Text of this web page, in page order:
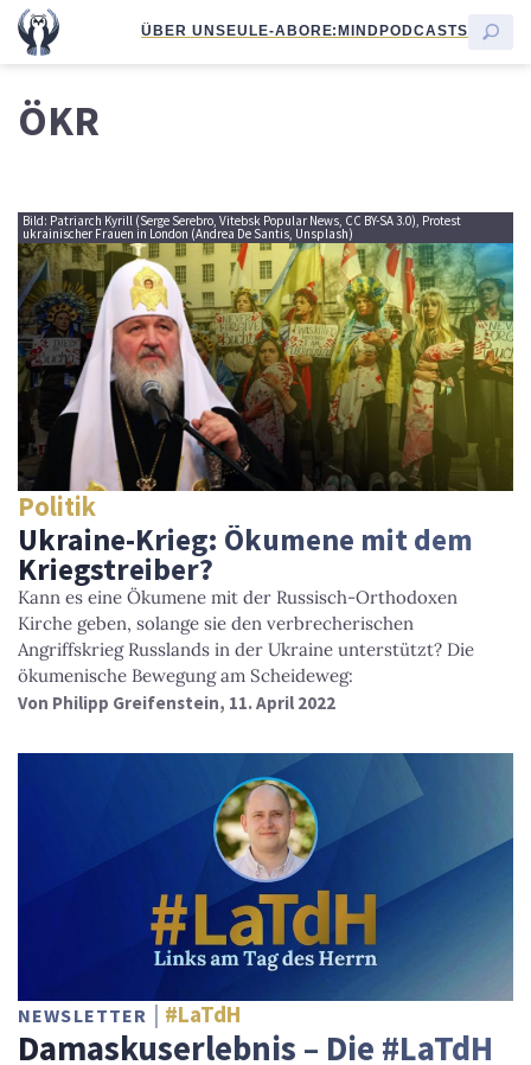
ÜBER UNSEULE-ABORE:MINDPODCASTS
ÖKR
Bild: Patriarch Kyrill (Serge Serebro, Vitebsk Popular News, CC BY-SA 3.0), Protest
ukrainischer Frauen in London (Andrea De Santis, Unsplash)
Politik
Ukraine-Krieg: Ökumene mit dem
Kriegstreiber?
Kann es eine Ökumene mit der Russisch-Orthodoxen
Kirche geben, solange sie den verbrecherischen
Angriffskrieg Russlands in der Ukraine unterstützt? Die
ökumenische Bewegung am Scheideweg:
Von Philipp Greifenstein, 11. April 2022
NEWSLETTER #LaTdH
Damaskuserlebnis – Die #LaTdH